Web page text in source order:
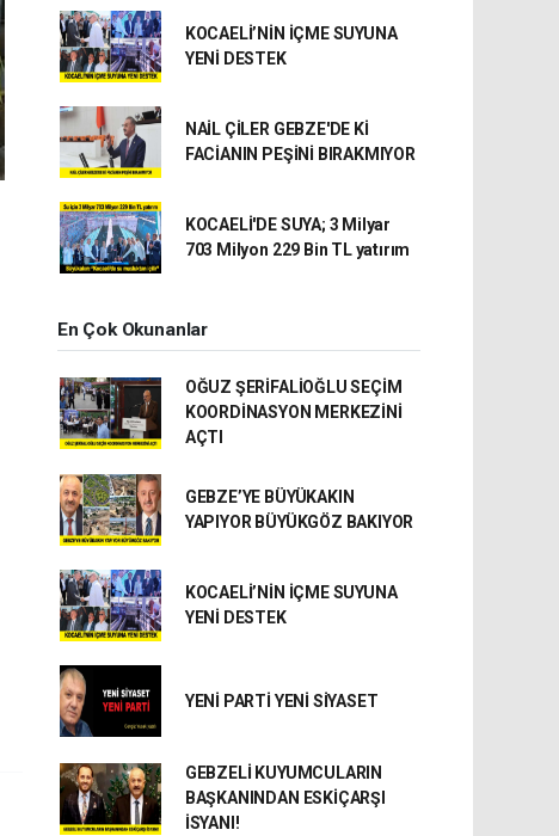
KOCAELİ’NİN İÇME SUYUNA
YENİ DESTEK
NAİL ÇİLER GEBZE'DE Kİ
FACİANIN PEŞİNİ BIRAKMIYOR
KOCAELİ'DE SUYA; 3 Milyar
703 Milyon 229 Bin TL yatırım
En Çok Okunanlar
OĞUZ ŞERİFALİOĞLU SEÇİM
KOORDİNASYON MERKEZİNİ
AÇTI
GEBZE’YE BÜYÜKAKIN
YAPIYOR BÜYÜKGÖZ BAKIYOR
KOCAELİ’NİN İÇME SUYUNA
YENİ DESTEK
YENİ PARTİ YENİ SİYASET
GEBZELİ KUYUMCULARIN
BAŞKANINDAN ESKİÇARŞI
İSYANI!